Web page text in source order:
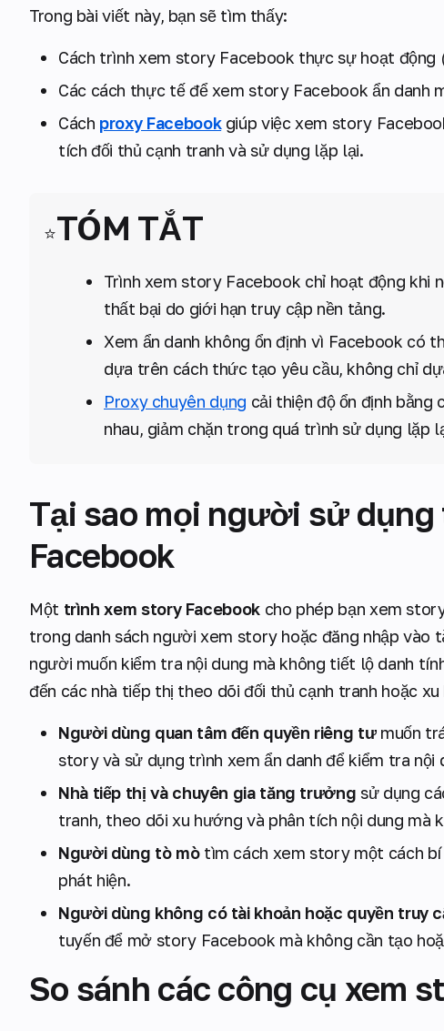
Trong bài viết này, bạn sẽ tìm thấy:
Cách trình xem story Facebook thực sự hoạt động
Các cách thực tế để xem story Facebook ẩn danh
Cách proxy Facebookgiúp việc xem story
tích đối thủ cạnh tranh và sử dụng lặp lại.
⭐TÓM TẮT
Trình xem story Facebook chỉ hoạt động khi
thất bại do giới hạn truy cập nền tảng.
Xem ẩn danh không ổn định vì Facebook có
dựa trên cách thức tạo yêu cầu, không chỉ
Proxy chuyên dụng cải thiện độ ổn định bằng
nhau, giảm chặn trong quá trình sử dụng lặp
Tại sao mọi người sử
Facebook
Một trình xem story Facebookcho phép bạn xem
trong danh sách người xem story hoặc đăng nhập vào
người muốn kiểm tra nội dung mà không tiết lộ danh
đến các nhà tiếp thị theo dõi đối thủ cạnh tranh hoặc xu
Người dùng quan tâm đến quyền riêng tưmuốn
story và sử dụng trình xem ẩn danh để kiểm tra nội
Nhà tiếp thị và chuyên gia tăng trưởng sử dụng
tranh, theo dõi xu hướng và phân tích nội dung mà
Người dùng tò mòtìm cách xem story một cách bí
phát hiện.
Người dùng không có tài khoản hoặc quyền truy
tuyến để mở story Facebook mà không cần tạo
So sánh các công cụ xem